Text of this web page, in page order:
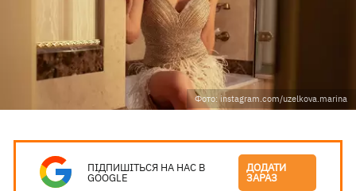
Фото: instagram.com/uzelkova.marina
ПІДПИШІТЬСЯ НА НАС В
GOOGLE
ДОДАТИ
ЗАРАЗ